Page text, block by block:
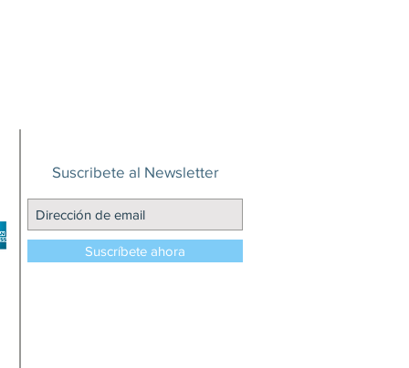
Suscribete al Newsletter
Suscríbete ahora